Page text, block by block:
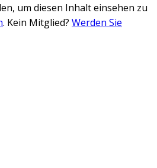
um diesen Inhalt einsehen zu
. Kein Mitglied? Werden Sie